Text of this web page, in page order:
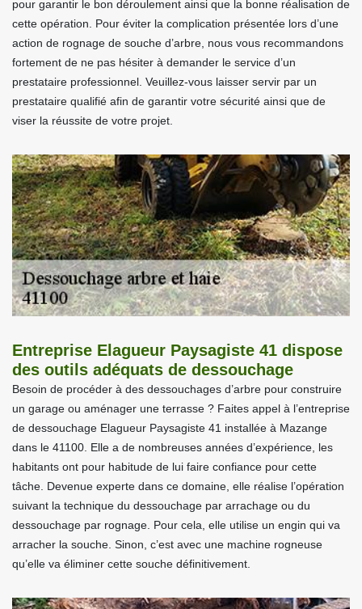
pour garantir le bon déroulement ainsi que la bonne réalisation de
cette opération. Pour éviter la complication présentée lors d’une
action de rognage de souche d’arbre, nous vous recommandons
fortement de ne pas hésiter à demander le service d’un
prestataire professionnel. Veuillez-vous laisser servir par un
prestataire qualifié afin de garantir votre sécurité ainsi que de
viser la réussite de votre projet.
Entreprise Elagueur Paysagiste 41 dispose
des outils adéquats de dessouchage
Besoin de procéder à des dessouchages d’arbre pour construire
un garage ou aménager une terrasse ? Faites appel à l’entreprise
de dessouchage Elagueur Paysagiste 41 installée à Mazange
dans le 41100. Elle a de nombreuses années d’expérience, les
habitants ont pour habitude de lui faire confiance pour cette
tâche. Devenue experte dans ce domaine, elle réalise l’opération
suivant la technique du dessouchage par arrachage ou du
dessouchage par rognage. Pour cela, elle utilise un engin qui va
arracher la souche. Sinon, c’est avec une machine rogneuse
qu’elle va éliminer cette souche définitivement.